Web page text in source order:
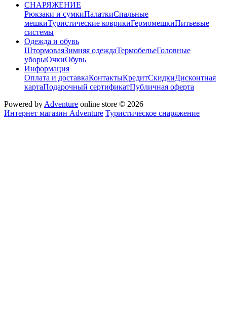
СНАРЯЖЕНИЕ
Рюкзаки и сумкиПалаткиСпальные
мешкиТуристические коврикиГермомешкиПитьевые
системы
Одежда и обувь
ШтормоваяЗимняя одеждаТермобельеГоловные
уборыОчкиОбувь
Информация
Оплата и доставкаКонтактыКредитСкидкиДисконтная
картаПодарочный сертификатПубличная оферта
Powered by Adventure online store © 2026
Интернет магазин Adventure Туристическое снаряжение